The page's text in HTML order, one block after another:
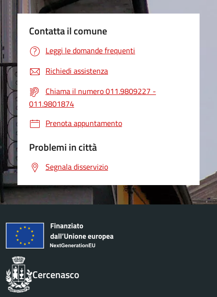
Contatta il comune
Leggi le domande frequenti
Richiedi assistenza
Chiama il numero 011.9809227 -
011.9801874
Prenota appuntamento
Problemi in città
Segnala disservizio
Cercenasco